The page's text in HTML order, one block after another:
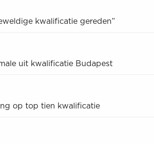
kwalificatie gereden”
uit kwalificatie Budapest
op top tien kwalificatie